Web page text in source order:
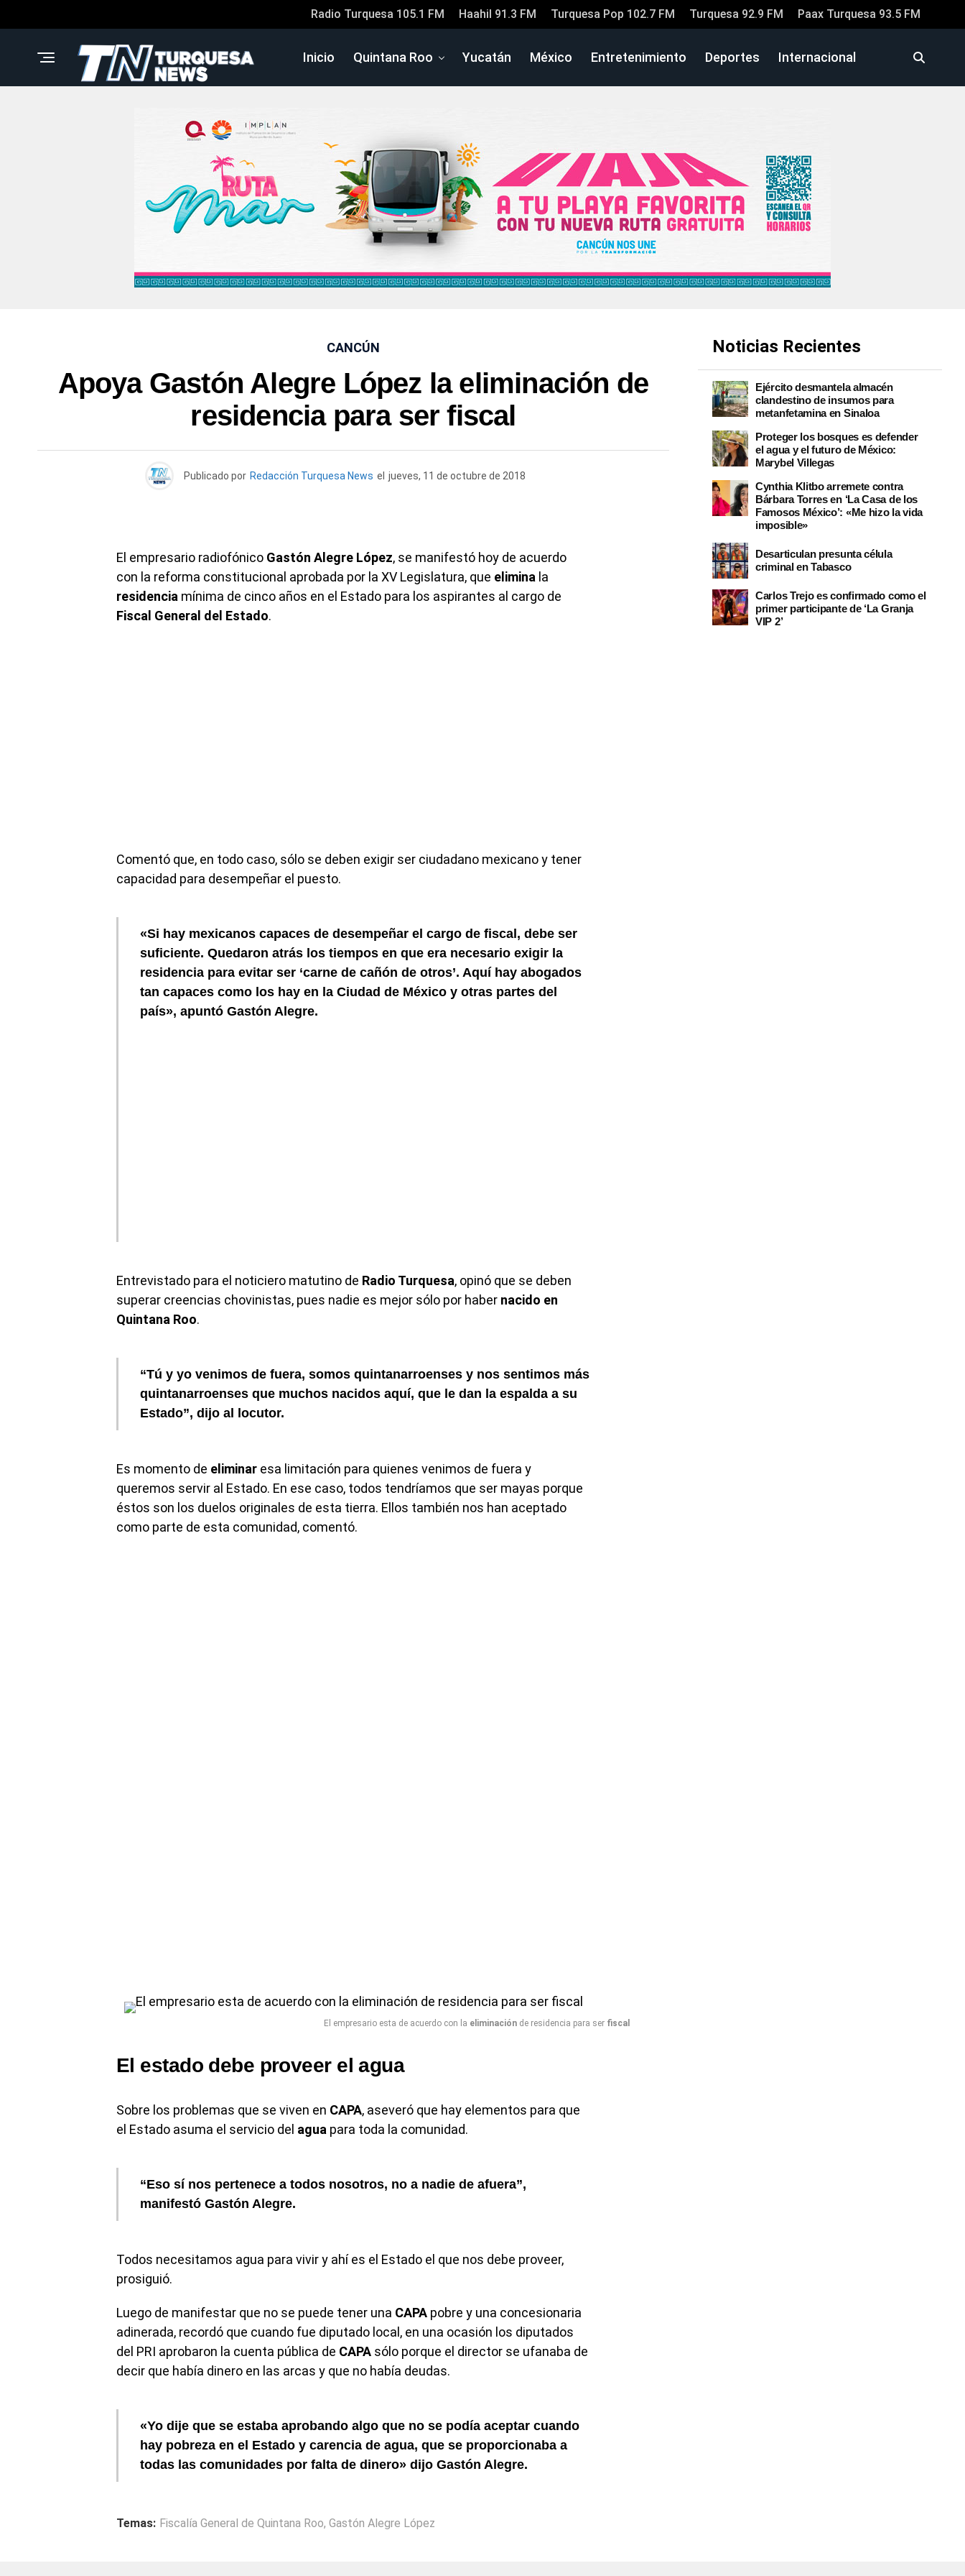
Radio Turquesa 105.1 FM Haahil 91.3 FM Turquesa Pop 102.7 FM Turquesa 92.9 FM Paax Turquesa 93.5 FM
Inicio Quintana Roo Yucatán México Entretenimiento Deportes Internacional
CANCÚN
Apoya Gastón Alegre López la eliminación de
residencia para ser fiscal
Publicado por Redacción Turquesa News el jueves, 11 de octubre de 2018
El empresario radiofónico Gastón Alegre López, se manifestó hoy de acuerdo
con la reforma constitucional aprobada por la XV Legislatura, que elimina la
residencia mínima de cinco años en el Estado para los aspirantes al cargo de
Fiscal General del Estado.
Comentó que, en todo caso, sólo se deben exigir ser ciudadano mexicano y tener
capacidad para desempeñar el puesto.
«Si hay mexicanos capaces de desempeñar el cargo de fiscal , debe ser
suficiente. Quedaron atrás los tiempos en que era necesario exigir la
residencia para evitar ser ‘carne de cañón de otros’. Aquí hay abogados
tan capaces como los hay en la Ciudad de México y otras partes del
país», apuntó Gastón Alegre.
Entrevistado para el noticiero matutino de Radio Turquesa, opinó que se deben
superar creencias chovinistas, pues nadie es mejor sólo por haber nacido en
Quintana Roo.
“Tú y yo venimos de fuera, somos quintanarroenses y nos sentimos más
quintanarroenses que muchos nacidos aquí, que le dan la espalda a su
Estado”, dijo al locutor.
Es momento de eliminar esa limitación para quienes venimos de fuera y
queremos servir al Estado. En ese caso, todos tendríamos que ser mayas porque
éstos son los duelos originales de esta tierra. Ellos también nos han aceptado
como parte de esta comunidad, comentó.
El empresario esta de acuerdo con la eliminación de residencia para ser fiscal
El estado debe proveer el agua
Sobre los problemas que se viven en CAPA, aseveró que hay elementos para que
el Estado asuma el servicio del agua para toda la comunidad.
“Eso sí nos pertenece a todos nosotros, no a nadie de afuera”,
manifestó Gastón Alegre.
Todos necesitamos agua para vivir y ahí es el Estado el que nos debe proveer,
prosiguió.
Luego de manifestar que no se puede tener una CAPA pobre y una concesionaria
adinerada, recordó que cuando fue diputado local, en una ocasión los diputados
del PRI aprobaron la cuenta pública de CAPA sólo porque el director se ufanaba de
decir que había dinero en las arcas y que no había deudas.
«Yo dije que se estaba aprobando algo que no se podía aceptar cuando
hay pobreza en el Estado y carencia de agua, que se proporcionaba a
todas las comunidades por falta de dinero» dijo Gastón Alegre.
Temas: Fiscalía General de Quintana Roo, Gastón Alegre López
Noticias Recientes
Ejército desmantela almacén
clandestino de insumos para
metanfetamina en Sinaloa
Proteger los bosques es defender
el agua y el futuro de México:
Marybel Villegas
Cynthia Klitbo arremete contra
Bárbara Torres en ‘La Casa de los
Famosos México’: «Me hizo la vida
imposible»
Desarticulan presunta célula
criminal en Tabasco
Carlos Trejo es confirmado como el
primer participante de ‘La Granja
VIP 2’